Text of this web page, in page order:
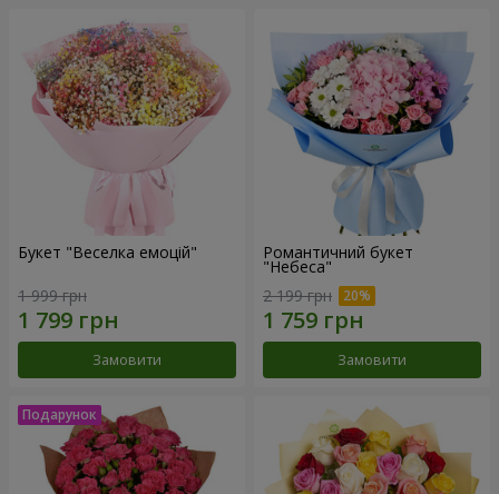
Букет "Веселка емоцій"
1 999 грн
Замовити
Романтичний букет
"Небеса"
2 199 грн
Замовити